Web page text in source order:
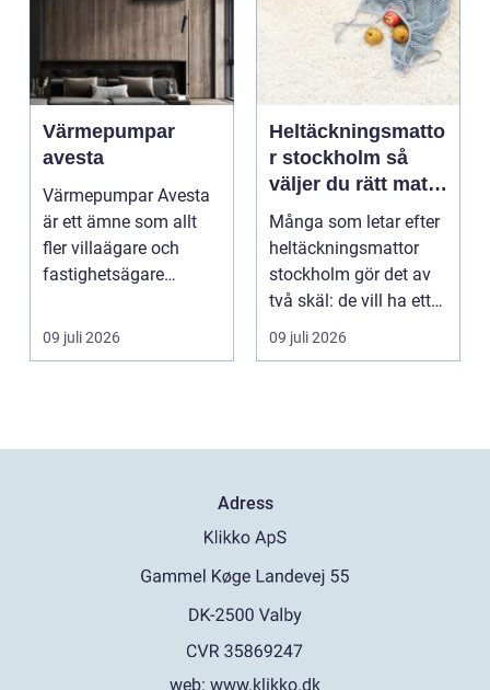
Värmepumpar
avesta
Värmepumpar Avesta
är ett ämne som allt
fler villaägare och
fastighetsägare
09 juli 2026
Heltäckningsmatto
r stockholm så
väljer du rätt matta
för hem och
kontor
Många som letar efter
heltäckningsmattor
stockholm gör det av
två skäl: de vill ha ett
tystare och m...
09 juli 2026
Adress
web: www.klikko.dk